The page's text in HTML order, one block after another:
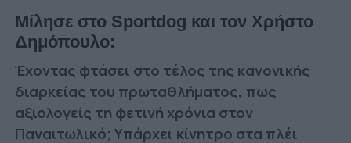
Μίλησε στο Sportdog και τον Χρήστο
Δημόπουλο:
Έχοντας φτάσει στο τέλος της κανονικής
διαρκείας του πρωταθλήματος, πως
αξιολογείς τη φετινή χρόνια στον
Παναιτωλικό; Υπάρχει κίνητρο στα πλέι